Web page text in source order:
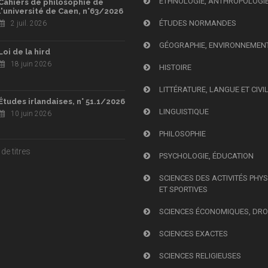
de philosophie de
de Caen, n°63/2026
2 juil. 2026
de la hird
18 juin 2026
irlandaises, n° 51.1/2026
10 juin 2026
titres
ÉTUDES NORMANDES
GÉOGRAPHIE,
HISTOIRE
LITTÉRATURE, LANGUE ET
LINGUISTIQUE
PHILOSOPHIE
PSYCHOLOGIE, ÉDUCATION
SCIENCES DES ACTIVITÉS
ET SPORTIVES
SCIENCES ÉCONOMIQUES,
SCIENCES EXACTES
SCIENCES RELIGIEUSES